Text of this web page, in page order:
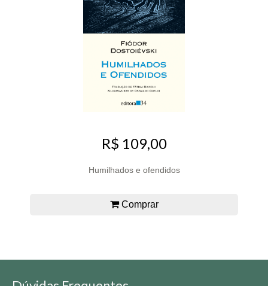
R$ 109,00
Humilhados e ofendidos
Comprar